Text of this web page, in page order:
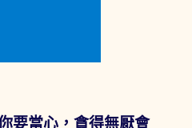
要當心，貪得無厭會